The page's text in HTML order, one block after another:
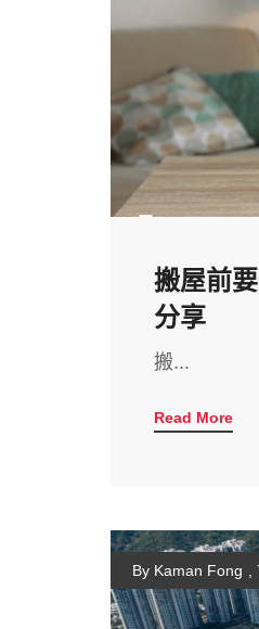
搬屋前
分享
搬...
Read More
By Kaman Fong